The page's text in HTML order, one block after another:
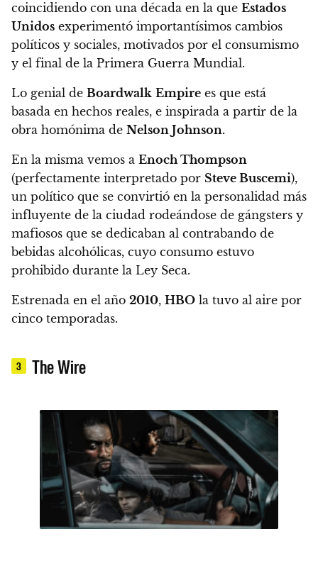
coincidiendo con una década en la que Estados
Unidos experimentó importantísimos cambios
políticos y sociales, motivados por el consumismo
y el final de la Primera Guerra Mundial.
Lo genial de Boardwalk Empire es que está
basada en hechos reales, e inspirada a partir de la
obra homónima de Nelson Johnson.
En la misma vemos a Enoch Thompson
(perfectamente interpretado por Steve Buscemi),
un político que se convirtió en la personalidad más
influyente de la ciudad rodeándose de gángsters y
mafiosos que se dedicaban al contrabando de
bebidas alcohólicas, cuyo consumo estuvo
prohibido durante la Ley Seca.
Estrenada en el año 2010, HBO la tuvo al aire por
cinco temporadas.
3 The Wire